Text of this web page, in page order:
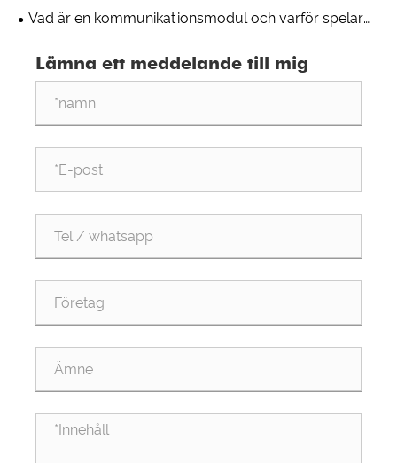
industriell automation?
Vad är en kommunikationsmodul och varför spelar
Lämna ett meddelande till mig